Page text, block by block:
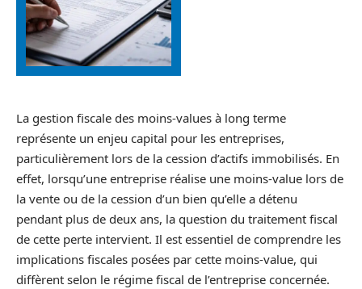
La gestion fiscale des moins-values à long terme
représente un enjeu capital pour les entreprises,
particulièrement lors de la cession d’actifs immobilisés. En
effet, lorsqu’une entreprise réalise une moins-value lors de
la vente ou de la cession d’un bien qu’elle a détenu
pendant plus de deux ans, la question du traitement fiscal
de cette perte intervient. Il est essentiel de comprendre les
implications fiscales posées par cette moins-value, qui
diffèrent selon le régime fiscal de l’entreprise concernée.